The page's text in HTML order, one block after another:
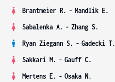
Brantmeier R. - Mandlik E.
Sabalenka A. - Zhang S.
Ryan Ziegann S. - Gadecki T.
Sakkari M. - Gauff C.
Mertens E. - Osaka N.